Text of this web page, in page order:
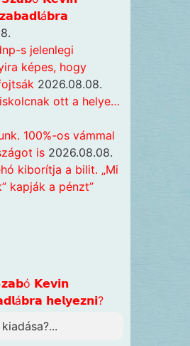
s jelenlegi
képes, hogy
2026.08.08.
ott a helye…
100%-os vámmal
is 2026.08.08.
kiborítja a bilit. „Mi
kapják a pénzt”
𝗞𝗲𝘃𝗶𝗻
𝗵𝗲𝗹𝘆𝗲𝘇𝗻𝗶?